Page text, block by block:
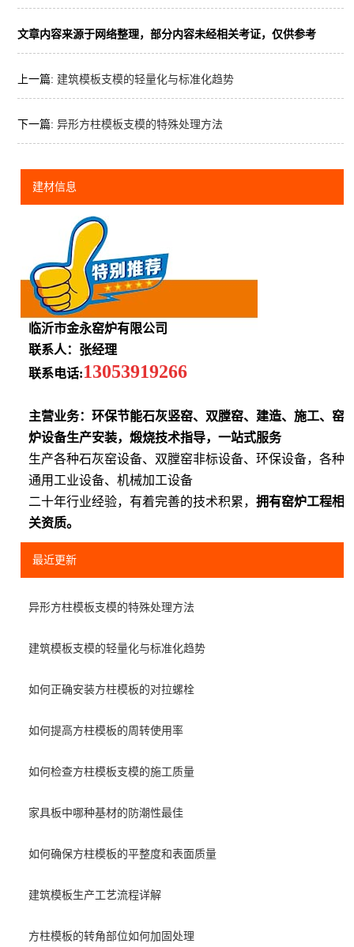
文章内容来源于网络整理，部分内容未经相关考证，仅供参考
上一篇: 建筑模板支模的轻量化与标准化趋势
下一篇: 异形方柱模板支模的特殊处理方法
建材信息
临沂市金永窑炉有限公司
联系人：张经理
联系电话:13053919266
主营业务：环保节能石灰竖窑、双膛窑、建造、施工、窑
炉设备生产安装，煅烧技术指导，一站式服务
生产各种石灰窑设备、双膛窑非标设备、环保设备，各种
通用工业设备、机械加工设备
二十年行业经验，有着完善的技术积累，拥有窑炉工程相
关资质。
最近更新
异形方柱模板支模的特殊处理方法
建筑模板支模的轻量化与标准化趋势
如何正确安装方柱模板的对拉螺栓
如何提高方柱模板的周转使用率
如何检查方柱模板支模的施工质量
家具板中哪种基材的防潮性最佳
如何确保方柱模板的平整度和表面质量
建筑模板生产工艺流程详解
方柱模板的转角部位如何加固处理